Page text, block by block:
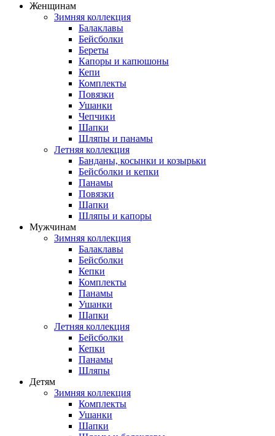
Женщинам
Зимняя коллекция
Балаклавы
Бейсболки
Береты
Капоры и капюшоны
Кепи
Комплекты
Повязки
Ушанки
Чепчики
Шапки
Шляпы и панамы
Летняя коллекция
Банданы, косынки и козырьки
Бейсболки и кепки
Панамы
Повязки
Шапки
Шляпы и капоры
Мужчинам
Зимняя коллекция
Балаклавы
Бейсболки
Кепки
Комплекты
Панамы
Ушанки
Шапки
Летняя коллекция
Бейсболки
Кепки
Панамы
Шляпы
Детям
Зимняя коллекция
Комплекты
Ушанки
Шапки